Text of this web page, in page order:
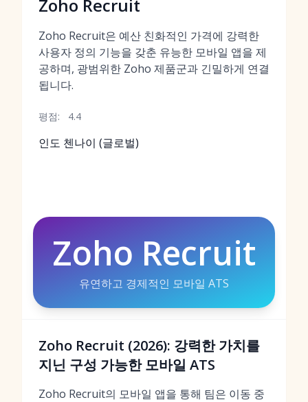
Zoho Recruit
Zoho Recruit은 예산 친화적인 가격에 강력한
사용자 정의 기능을 갖춘 유능한 모바일 앱을 제
공하며, 광범위한 Zoho 제품군과 긴밀하게 연결
됩니다.
평점: 4.4
인도 첸나이 (글로벌)
Zoho Recruit
유연하고 경제적인 모바일 ATS
Zoho Recruit (2026): 강력한 가치를
지닌 구성 가능한 모바일 ATS
Zoho Recruit의 모바일 앱을 통해 팀은 이동 중